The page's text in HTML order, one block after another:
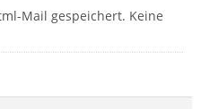
Mail gespeichert. Keine